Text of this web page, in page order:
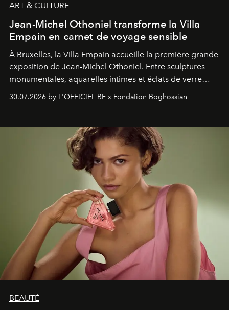
ART & CULTURE
Jean-Michel Othoniel transforme la Villa
Empain en carnet de voyage sensible
À Bruxelles, la Villa Empain accueille la première grande
exposition de Jean-Michel Othoniel. Entre sculptures
monumentales, aquarelles intimes et éclats de verre
soufflé, l’artiste français compose un itinéraire
émotionnel où chaque œuvre devient le souvenir
émerveillement.
30.07.2026 by L'OFFICIEL BE x Fondation Boghossian
BEAUTÉ